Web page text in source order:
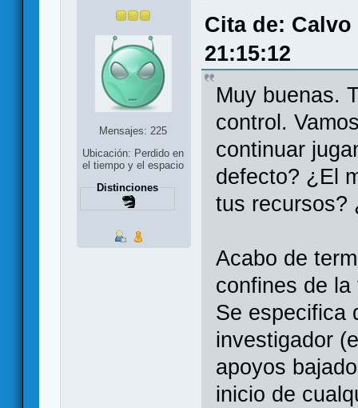
Mensajes: 225
Ubicación: Perdido en
el tiempo y el espacio
Distinciones
Cita de: Calvo
21:15:12
Muy buenas.
control.
continuar
defecto? ¿El
tus recursos?
Acabo de
confines de
Se especifica
investigador
apoyos
inicio de